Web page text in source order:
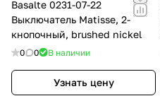
Basalte 0231-07-22
Выключатель Matisse, 2-
кнопочный, brushed nickel
0 0 В наличии
Узнать цену